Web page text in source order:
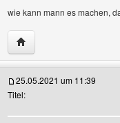
wie kann mann es machen,
Website dieses
25.05.2021 um 11:39
Titel: